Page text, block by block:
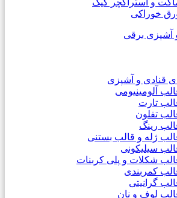
و استراکچر کیک
خوراکی
آشپزی برقی
قنادی و آشپزی
آلومینیومی
تارت
تفلون
رینگ
ژله و قالب بستنی
سیلیکونی
شکلات و پلی کربنات
کمربندی
گرانیتی
لوف و نان